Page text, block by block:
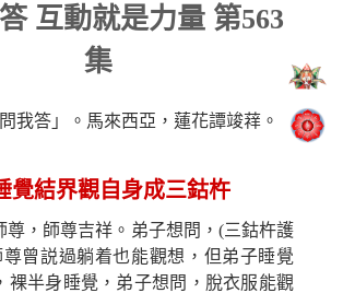
互動就是力量 第563
集
我答」。馬來西亞，蓮花譚竣䔗。
覺結界觀自身成三鈷杵
尊，師尊吉祥。弟子想問，(三鈷杵護
曾説過躺着也能觀想，但弟子睡覺
裸半身睡覺，弟子想問，脫衣服能觀